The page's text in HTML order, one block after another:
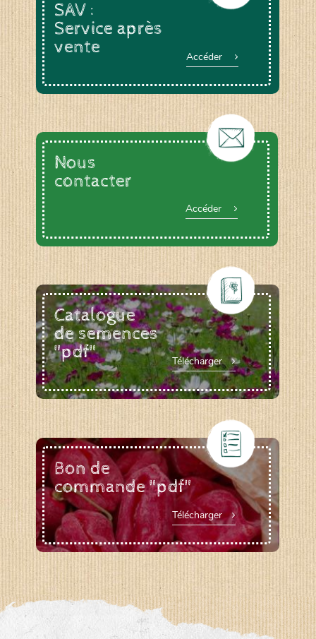
SAV :
Service après
vente
Accéder
Nous
contacter
Accéder
Catalogue
de semences
"pdf"
Télécharger
Bon de
commande "pdf"
Télécharger